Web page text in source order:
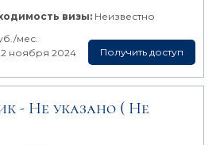
визы: Неизвестно
мес.
ноября 2024 Получить доступ
- Не указано ( Не